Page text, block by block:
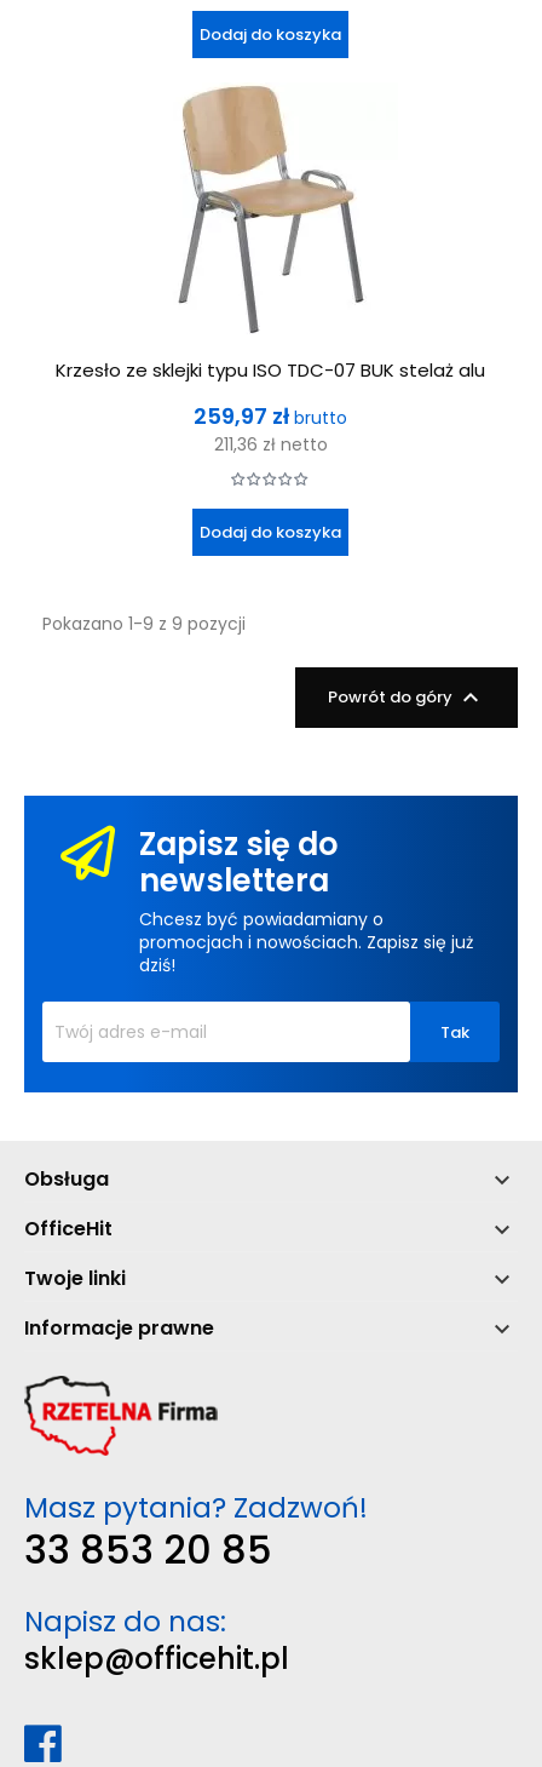
Dodaj do koszyka
Krzesło ze sklejki typu ISO TDC-07 BUK stelaż alu
Cena
259,97 zł brutto
211,36 zł netto
Dodaj do koszyka
Pokazano 1-9 z 9 pozycji
Powrót do góry 
Zapisz się do
newslettera
Chcesz być powiadamiany o
promocjach i nowościach. Zapisz się już
dziś!
Obsługa 
OfficeHit 
Twoje linki 
Informacje prawne 
Masz pytania? Zadzwoń!
33 853 20 85
Napisz do nas:
sklep@officehit.pl